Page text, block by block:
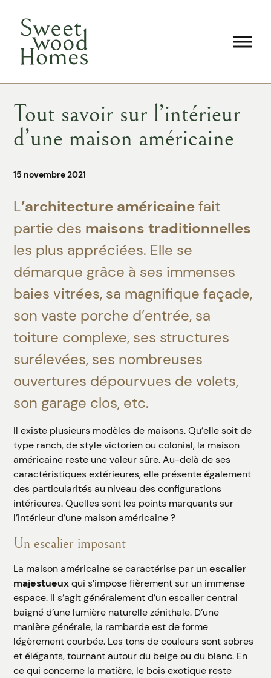
Tout savoir sur l’intérieur
d’une maison américaine
15 novembre 2021
L’architecture américainefait
partie des maisons traditionnelles
les plus appréciées. Elle se
démarque grâce à ses immenses
baies vitrées, sa magnifique façade,
son vaste porche d’entrée, sa
toiture complexe, ses structures
surélevées, ses nombreuses
ouvertures dépourvues de volets,
son garage clos, etc.
Il existe plusieurs modèles de maisons. Qu’elle soit de
type ranch, de style victorien ou colonial, la maison
américaine reste une valeur sûre. Au-delà de ses
caractéristiques extérieures, elle présente également
des particularités au niveau des configurations
intérieures. Quelles sont les points marquants sur
l’intérieur d’une maison américaine ?
Un escalier imposant
La maison américaine se caractérise par unescalier
majestueuxqui s’impose fièrement sur un immense
espace. Il s’agit généralement d’un escalier central
baigné d’une lumière naturelle zénithale. D’une
manière générale, la rambarde est de forme
légèrement courbée. Les tons de couleurs sont sobres
et élégants, tournant autour du beige ou du blanc. En
ce qui concerne la matière, le bois exotique reste